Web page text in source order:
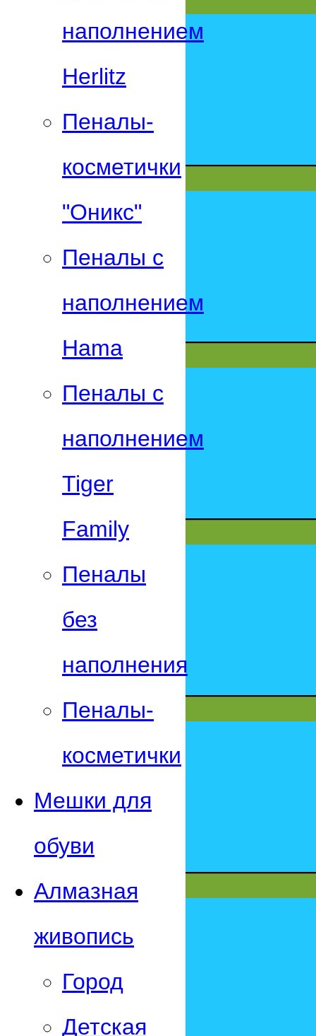
наполнением
Herlitz
Пеналы-
косметички
"Оникс"
Пеналы с
наполнением
Hama
Пеналы с
наполнением
Tiger
Family
Пеналы
без
наполнения
Пеналы-
косметички
Мешки для
обуви
Алмазная
живопись
Город
Детская